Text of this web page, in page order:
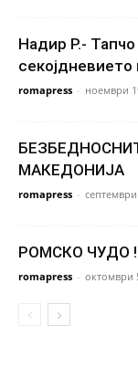
Надир Р.-
romapress - ноември
МАКЕДОНИЈА
romapress -
РОМСКО ЧУДО
romapress - октомври